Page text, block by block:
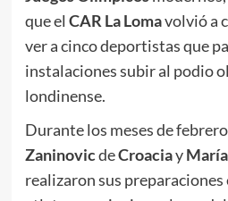
que el CAR La Lomavolvió a
ver a cinco deportistas que
instalaciones subir al podio
londinense.
Durante los meses de
ZaninovicdeCroaciay
realizaron sus preparaciones